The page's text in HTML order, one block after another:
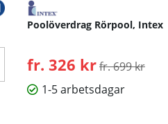
Poolöverdrag Rörpool, Intex
fr. 326 krOrdinarie pris:
fr. 699 kr
1-5 arbetsdagar